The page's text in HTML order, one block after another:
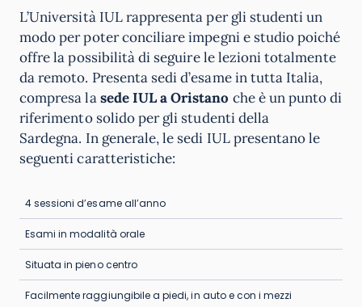
L’Università IUL rappresenta per gli studenti un
modo per poter conciliare impegni e studio poiché
offre la possibilità di seguire le lezioni totalmente
da remoto. Presenta sedi d’esame in tutta Italia,
compresa lasede IUL a Oristano che è un punto di
riferimento solido per gli studenti della
Sardegna. In generale, le sedi IUL presentano le
seguenti caratteristiche:
4 sessioni d’esame all’anno
Esami in modalità orale
Situata in pieno centro
Facilmente raggiungibile a piedi, in auto e con i mezzi